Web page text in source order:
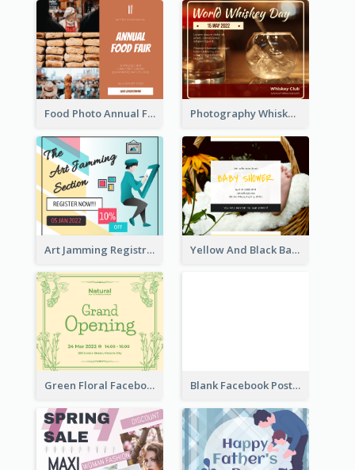
Food Photo Annual Food Fair Invitation Facebook Post Photography Whiskey Day Facebook Post With Details
Art Jamming Registration Facebook Post Yellow And Black Baby Shower Facebook Post
Green Floral Facebook Post About Grand Opening Blank Facebook Post